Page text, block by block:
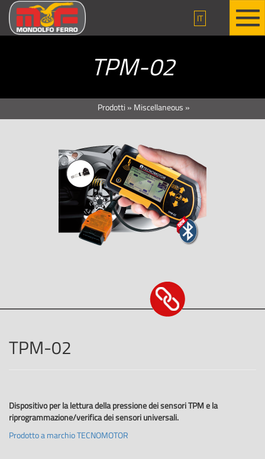
IT
TPM-02
Prodotti » Miscellaneous »
TPM-02
Dispositivo per la lettura della pressione dei sensori TPM e la
riprogrammazione/verifica dei sensori universali.
Prodotto a marchio TECNOMOTOR